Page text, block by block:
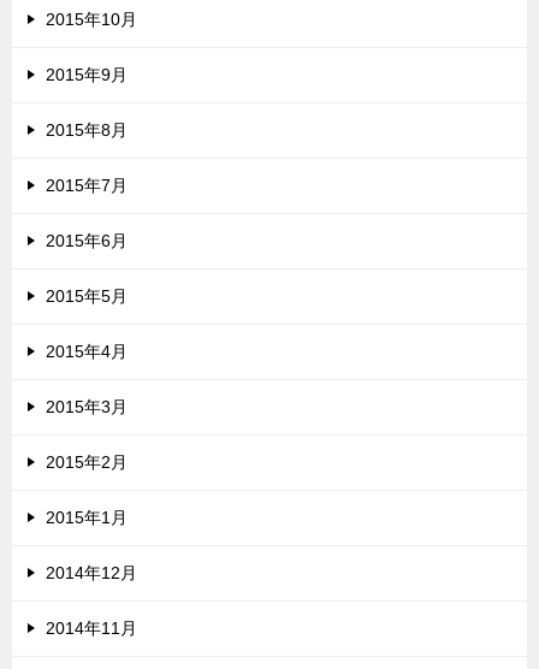
2015年10月
2015年9月
2015年8月
2015年7月
2015年6月
2015年5月
2015年4月
2015年3月
2015年2月
2015年1月
2014年12月
2014年11月